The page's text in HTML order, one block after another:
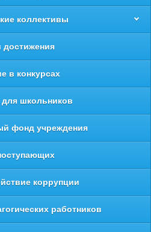
коллективы
достижения
в конкурсах
для школьников
фонд учреждения
коррупции
работников